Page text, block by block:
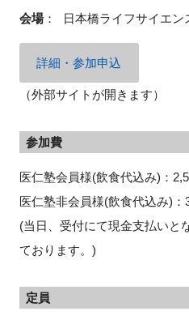
閉じ
会場： 日本橋ライフサイエ
詳細・参加申込
（外部サイトが開きます）
参加費
医仁塾会員様(飲食代込み)：
医仁塾非会員様(飲食代込み)：
(当日、受付にて現金支払いと
ております。)
定員